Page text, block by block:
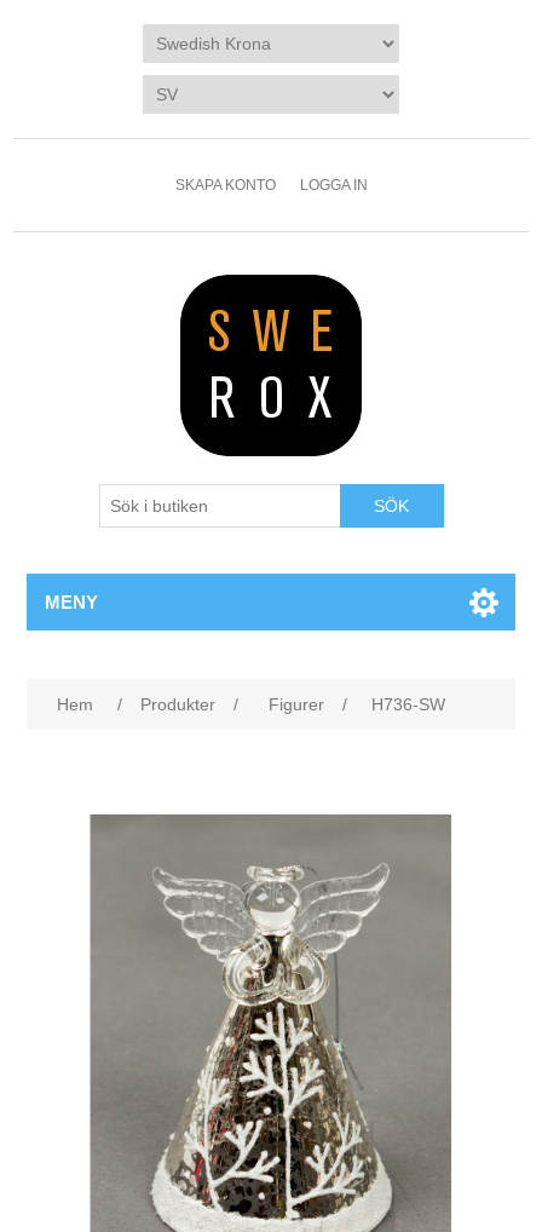
SKAPA KONTO LOGGA IN
SÖK
MENY
Hem / Produkter / Figurer / H736-SW